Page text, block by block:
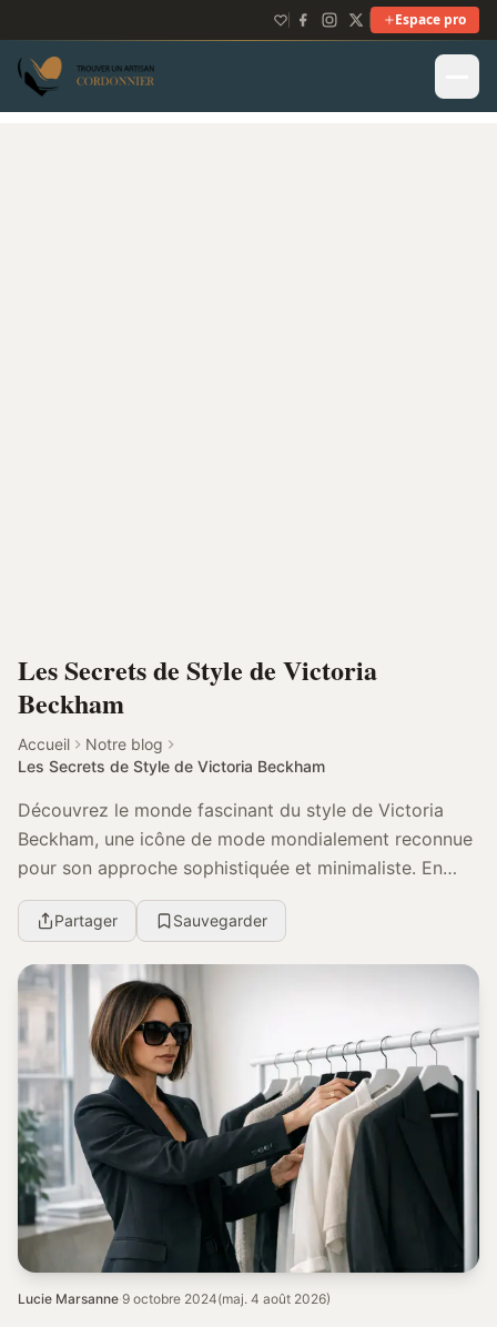
Espace pro
Les Secrets de Style de Victoria
Beckham
Accueil
Notre blog
Les Secrets de Style de Victoria Beckham
Découvrez le monde fascinant du style de Victoria
Beckham, une icône de mode mondialement reconnue
pour son approche sophistiquée et minimaliste. En
2024, elle continue d’inspirer des millions de pers...
Partager Sauvegarder
Lucie Marsanne·9 octobre 2024(maj. 4 août 2026)